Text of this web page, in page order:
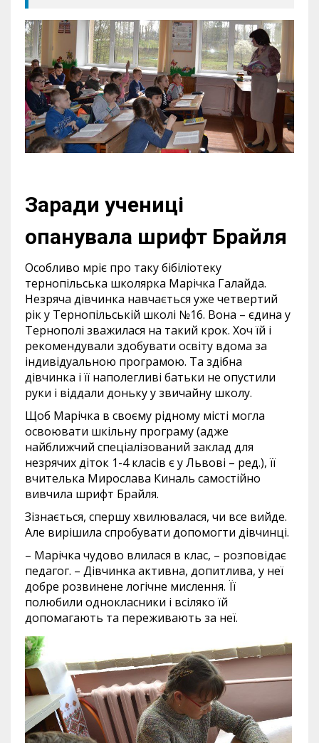
Заради учениці
опанувала шрифт Брайля
Особливо мріє про таку бібіліотеку
тернопільська школярка Марічка Галайда.
Незряча дівчинка навчається уже четвертий
рік у Тернопільській школі №16. Вона – єдина у
Тернополі зважилася на такий крок. Хоч їй і
рекомендували здобувати освіту вдома за
індивідуальною програмою. Та здібна
дівчинка і її наполегливі батьки не опустили
руки і віддали доньку у звичайну школу.
Щоб Марічка в своєму рідному місті могла
освоювати шкільну програму (адже
найближчий спеціалізований заклад для
незрячих діток 1-4 класів є у Львові – ред.), її
вчителька Мирослава Киналь самостійно
вивчила шрифт Брайля.
Зізнається, спершу хвилювалася, чи все вийде.
Але вирішила спробувати допомогти дівчинці.
– Марічка чудово влилася в клас, – розповідає
педагог. – Дівчинка активна, допитлива, у неї
добре розвинене логічне мислення. Її
полюбили однокласники і всіляко їй
допомагають та переживають за неї.